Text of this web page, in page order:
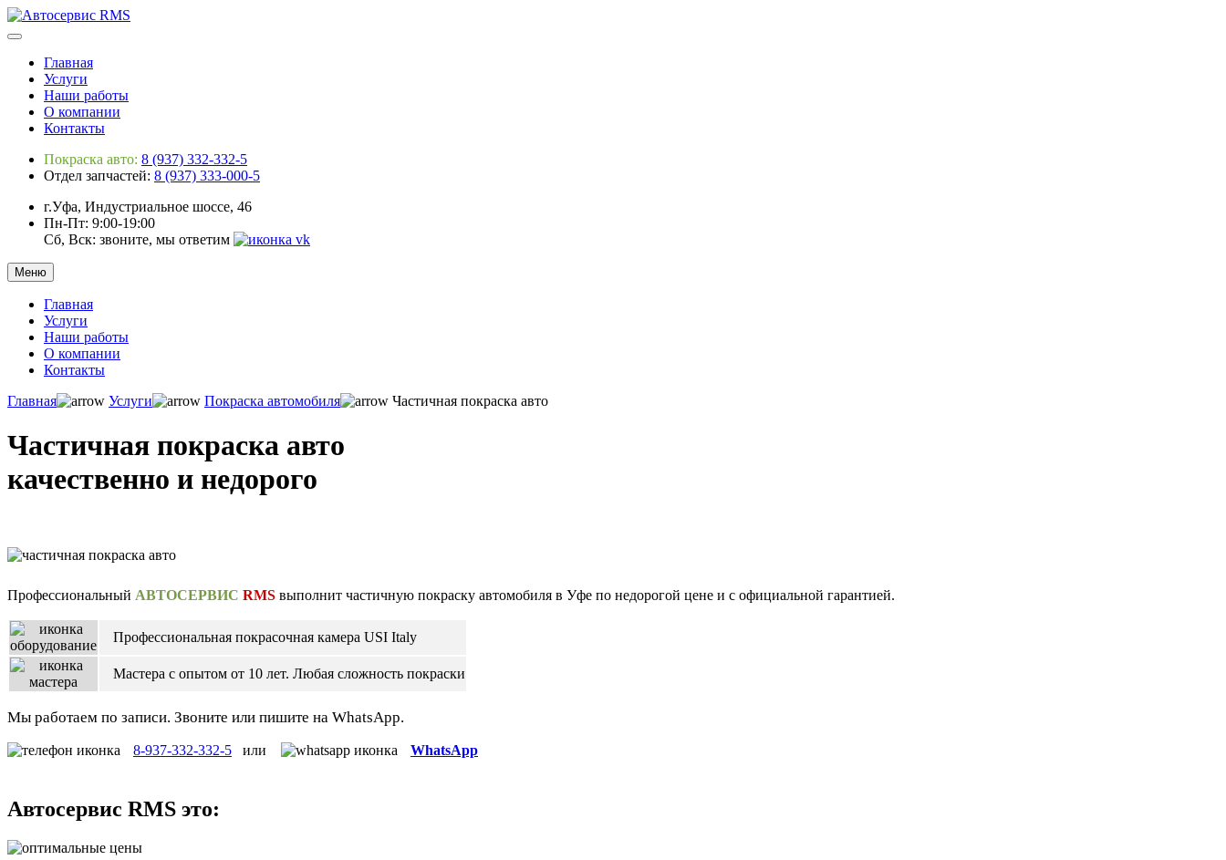
Главная
Услуги
Наши работы
О компании
Контакты
Покраска авто: 8 (937) 332-332-5
Отдел запчастей: 8 (937) 333-000-5
г.Уфа, Индустриальное шоссе, 46
Пн-Пт: 9:00-19:00
Сб, Вск: звоните, мы ответим
Меню
Главная
Услуги
Наши работы
О компании
Контакты
Главная
Услуги Покраска автомобиля Частичная покраска авто
Частичная покраска авто
качественно и недорого
Профессиональный АВТОСЕРВИС RMS выполнит частичную покраску автомобиля в Уфе по недорогой цене и с официальной гарантией.
Профессиональная покрасочная камера USI Italy
Мастера с опытом от 10 лет. Любая сложность покраски
Мы работаем по записи. Звоните или пишите на WhatsApp.
8-937-332-332-5 или WhatsApp
Автосервис RMS это: